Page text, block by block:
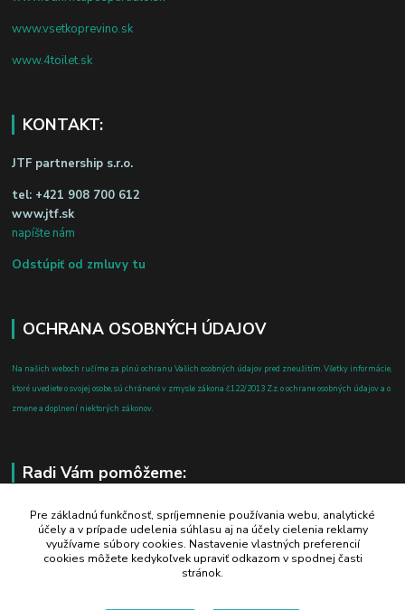
www.vsetkoprevino.sk
www.4toilet.sk
KONTAKT:
JTF partnership s.r.o.
tel: +421 908 700 612
www.jtf.sk
napíšte nám
Odstúpiť od zmluvy tu
OCHRANA OSOBNÝCH ÚDAJOV
Na našich weboch ručíme za plnú ochranu Vašich osobných údajov pred zneužitím. Všetky informácie,
ktoré uvediete o svojej osobe, sú chránené v zmysle zákona č.122/2013 Z.z. o ochrane osobných údajov a o
zmene a doplnení niektorých zákonov.
Radi Vám pomôžeme:
+421 908 700 612
po-pia: 8.00 - 16.00
business@jtf.sk
Pre základnú funkčnosť, spríjemnenie používania webu, analytické
účely a v prípade udelenia súhlasu aj na účely cielenia reklamy
využívame súbory cookies. Nastavenie vlastných preferencií
cookies môžete kedykoľvek upraviť odkazom v spodnej časti
stránok.